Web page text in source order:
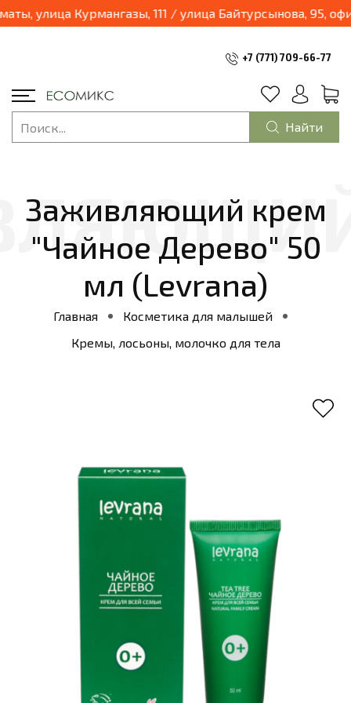
03.04.2025 наш магазин переходит в формат шоурум и будет находиться по адресу: г.Алматы, улица
+7 (771) 709-66-77
Найти
Заживляющий крем
"Чайное Дерево" 50
мл (Levrana)
Главная
Косметика для малышей
Кремы, лосьоны, молочко для тела